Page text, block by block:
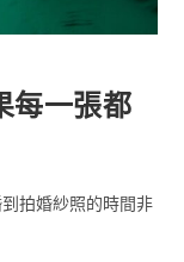
每一張都
拍婚紗照的時間非